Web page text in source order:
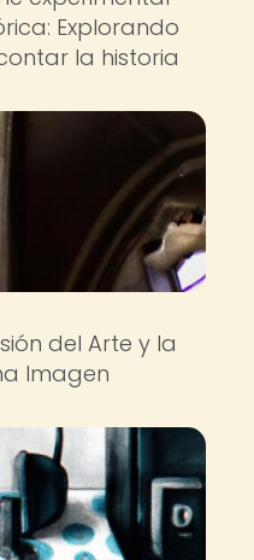
Explorando
la historia
del Arte y la
Imagen